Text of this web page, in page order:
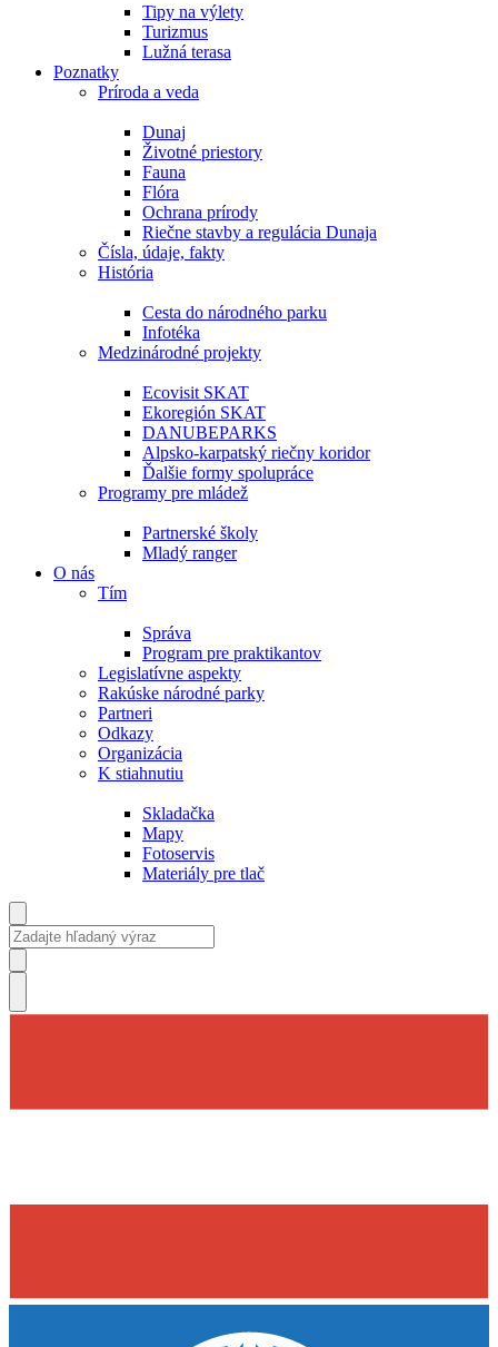
Tipy na výlety
Turizmus
Lužná terasa
Poznatky
Príroda a veda
Dunaj
Životné priestory
Fauna
Flóra
Ochrana prírody
Riečne stavby a regulácia Dunaja
Čísla, údaje, fakty
História
Cesta do národného parku
Infotéka
Medzinárodné projekty
Ecovisit SKAT
Ekoregión SKAT
DANUBEPARKS
Alpsko-karpatský riečny koridor
Ďalšie formy spolupráce
Programy pre mládež
Partnerské školy
Mladý ranger
O nás
Tím
Správa
Program pre praktikantov
Legislatívne aspekty
Rakúske národné parky
Partneri
Odkazy
Organizácia
K stiahnutiu
Skladačka
Mapy
Fotoservis
Materiály pre tlač